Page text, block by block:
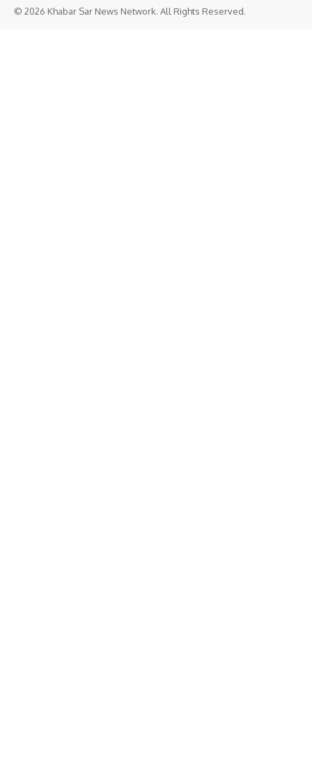
© 2026 Khabar Sar News Network. All Rights Reserved.